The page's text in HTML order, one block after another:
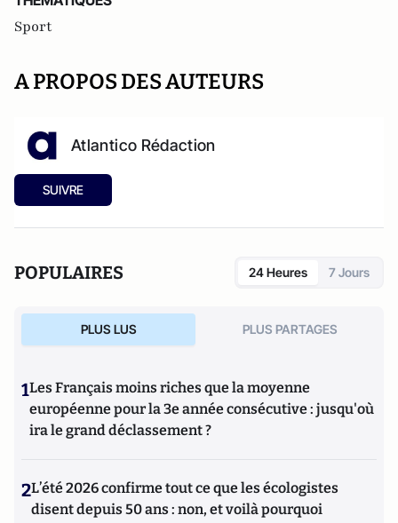
Sport
A PROPOS DES AUTEURS
Atlantico Rédaction
SUIVRE
POPULAIRES 24 Heures 7 Jours
PLUS LUS PLUS PARTAGES
1Les Français moins riches que la moyenne
européenne pour la 3e année consécutive : jusqu'où
ira le grand déclassement ?
2L’été 2026 confirme tout ce que les écologistes
disent depuis 50 ans : non, et voilà pourquoi